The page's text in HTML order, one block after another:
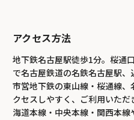
アクセス方法
地下鉄名古屋駅徒歩1分。桜通
で名古屋鉄道の名鉄名古屋駅
市営地下鉄の東山線・桜通線
クセスしやすく、ご利用いた
海道本線・中央本線・関西本